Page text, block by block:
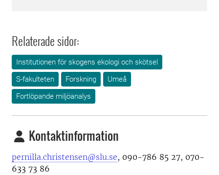
Relaterade sidor:
Institutionen för skogens ekologi och skötsel
S-fakulteten
Forskning
Umeå
Fortlöpande miljöanalys
Kontaktinformation
pernilla.christensen@slu.se, 090-786 85 27, 070-
633 73 86